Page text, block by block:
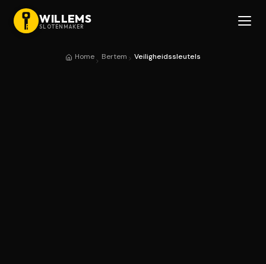
WILLEMS
SLOTENMAKER
Home Bertem Veiligheidssleutels